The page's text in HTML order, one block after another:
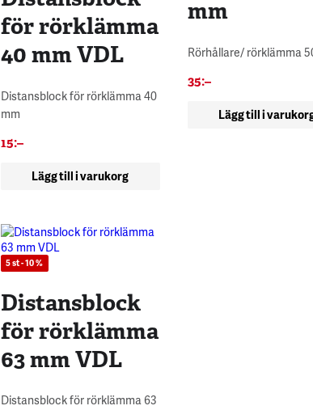
för rörklämma
40 mm VDL
Distansblock för rörklämma 40
mm
15:–
Lägg till i varukorg
mm
Rörhållare/ rörklämma
35:–
Lägg till i
5 st - 10 %
Distansblock
för rörklämma
63 mm VDL
Distansblock för rörklämma 63